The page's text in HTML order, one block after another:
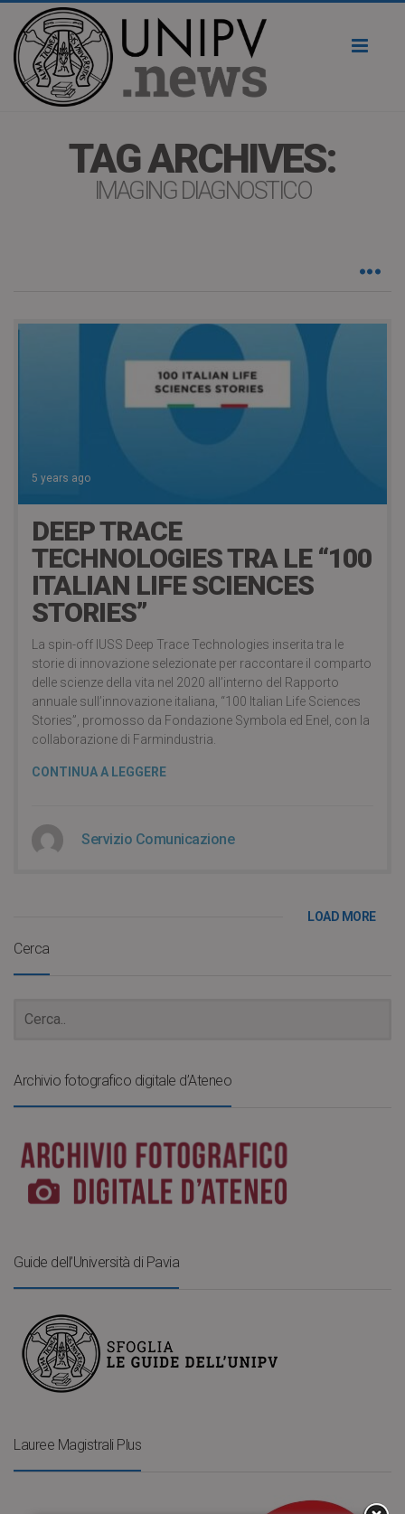
TAG ARCHIVES:
IMAGING DIAGNOSTICO
5 years ago
DEEP TRACE
TECHNOLOGIES TRA LE “100
ITALIAN LIFE SCIENCES
STORIES”
La spin-off IUSS Deep Trace Technologies inserita tra le
storie di innovazione selezionate per raccontare il comparto
delle scienze della vita nel 2020 all’interno del Rapporto
annuale sull’innovazione italiana, “100 Italian Life Sciences
Stories”, promosso da Fondazione Symbola ed Enel, con la
collaborazione di Farmindustria.
CONTINUA A LEGGERE
Servizio Comunicazione
LOAD MORE
Cerca
Archivio fotografico digitale d’Ateneo
Guide dell’Università di Pavia
Lauree Magistrali Plus